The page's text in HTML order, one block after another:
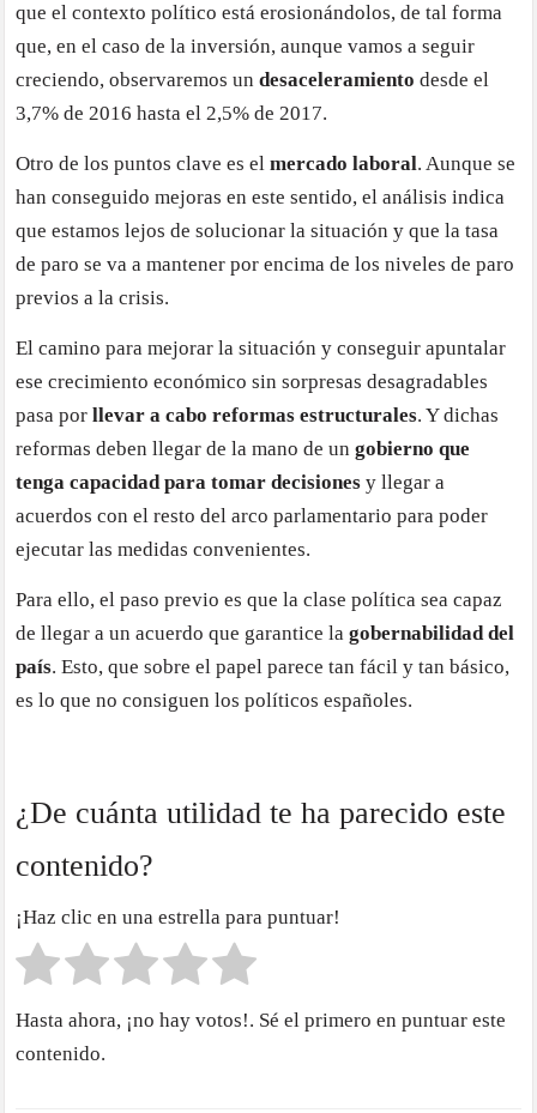
que el contexto político está erosionándolos, de tal forma
que, en el caso de la inversión, aunque vamos a seguir
creciendo, observaremos undesaceleramientodesde el
3,7% de 2016 hasta el 2,5% de 2017.
Otro de los puntos clave es elmercado laboral. Aunque se
han conseguido mejoras en este sentido, el análisis indica
que estamos lejos de solucionar la situación y que la tasa
de paro se va a mantener por encima de los niveles de paro
previos a la crisis.
El camino para mejorar la situación y conseguir apuntalar
ese crecimiento económico sin sorpresas desagradables
pasa porllevar a cabo reformas estructurales. Y dichas
reformas deben llegar de la mano de ungobierno que
tenga capacidad para tomar decisiones y llegar a
acuerdos con el resto del arco parlamentario para poder
ejecutar las medidas convenientes.
Para ello, el paso previo es que la clase política sea capaz
de llegar a un acuerdo que garantice lagobernabilidad del
país. Esto, que sobre el papel parece tan fácil y tan básico,
es lo que no consiguen los políticos españoles.
¿De cuánta utilidad te ha parecido este
contenido?
¡Haz clic en una estrella para puntuar!
Hasta ahora, ¡no hay votos!. Sé el primero en puntuar este
contenido.